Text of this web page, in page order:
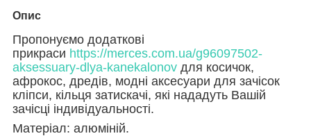
Опис
Пропонуємо додаткові
прикраси https://merces.com.ua/g96097502-
aksessuary-dlya-kanekalonov для косичок,
афрокос, дредів, модні аксесуари для зачісок
кліпси, кільця затискачі, які нададуть Вашій
зачісці індивідуальності.
Матеріал: алюміній.